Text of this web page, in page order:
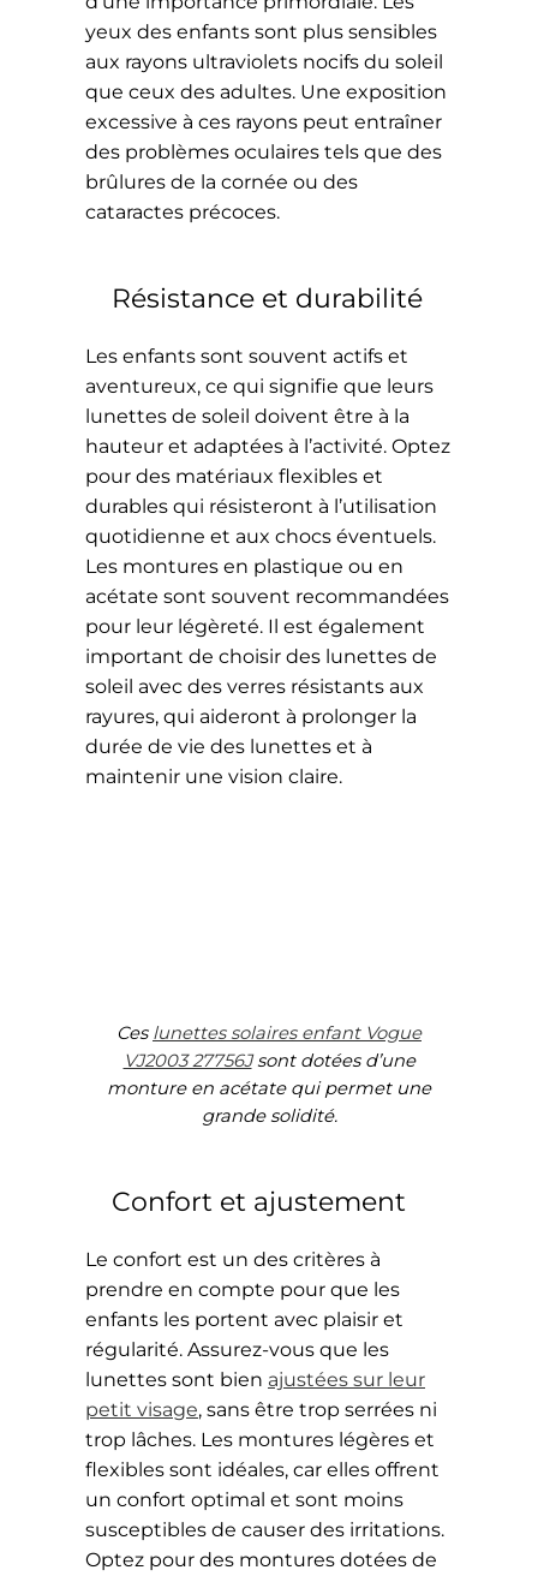
yeux des enfants sont plus sensibles
aux rayons ultraviolets nocifs du soleil
que ceux des adultes. Une exposition
excessive à ces rayons peut entraîner
des problèmes oculaires tels que des
brûlures de la cornée ou des
cataractes précoces.
Résistance et durabilité
Les enfants sont souvent actifs et
aventureux, ce qui signifie que leurs
lunettes de soleil doivent être à la
hauteur et adaptées à l’activité. Optez
pour des matériaux flexibles et
durables qui résisteront à l’utilisation
quotidienne et aux chocs éventuels.
Les montures en plastique ou en
acétate sont souvent recommandées
pour leur légèreté. Il est également
important de choisir des lunettes de
soleil avec des verres résistants aux
rayures, qui aideront à prolonger la
durée de vie des lunettes et à
maintenir une vision claire.
Ces lunettes solaires enfant Vogue
VJ2003 27756Jsont dotées d’une
monture en acétate qui permet une
grande solidité.
Confort et ajustement
Le confort est un des critères à
prendre en compte pour que les
enfants les portent avec plaisir et
régularité. Assurez-vous que les
lunettes sont bien ajustées sur leur
petit visage, sans être trop serrées ni
trop lâches. Les montures légères et
flexibles sont idéales, car elles offrent
un confort optimal et sont moins
susceptibles de causer des irritations.
Optez pour des montures dotées de